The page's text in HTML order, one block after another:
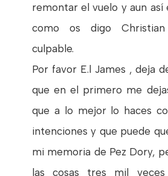
remontar el vuelo y aun así
como os digo
culpable.
Por favor E.l James , deja
que en el primero me
que a lo mejor lo haces
intenciones y que puede
mi memoria de Pez Dory,
las cosas tres mil